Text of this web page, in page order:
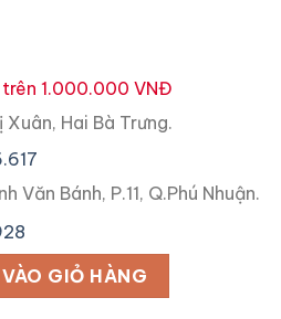
1.000.000 VNĐ
Xuân, Hai Bà Trưng.
Văn Bánh, P.11, Q.Phú Nhuận.
Rouge Valentine Đỏ Tone Lạnh số
GIỎ HÀNG